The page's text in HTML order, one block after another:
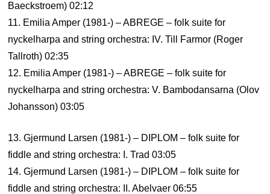
Baeckstroem) 02:12
11. Emilia Amper (1981-) – ABREGE – folk suite for
nyckelharpa and string orchestra: IV. Till Farmor (Roger
Tallroth) 02:35
12. Emilia Amper (1981-) – ABREGE – folk suite for
nyckelharpa and string orchestra: V. Bambodansarna (Olov
Johansson) 03:05
13. Gjermund Larsen (1981-) – DIPLOM – folk suite for
fiddle and string orchestra: I. Trad 03:05
14. Gjermund Larsen (1981-) – DIPLOM – folk suite for
fiddle and string orchestra: II. Abelvaer 06:55